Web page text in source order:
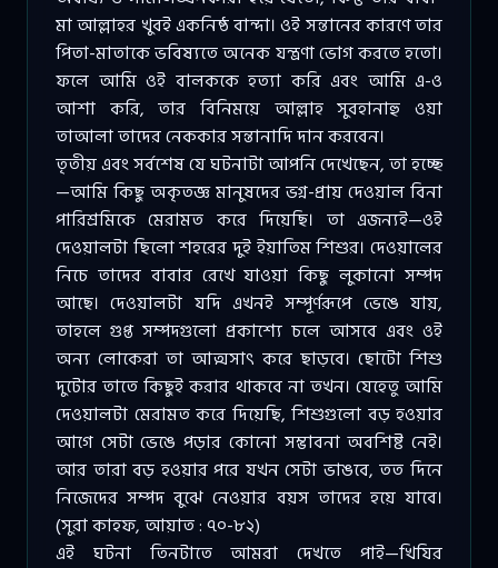
মা আল্লাহর খুবই একনিষ্ঠ বান্দা। ওই সন্তানের কারণে তার
পিতা-মাতাকে ভবিষ্যতে অনেক যন্ত্রণা ভোগ করতে হতো।
ফলে আমি ওই বালককে হত্যা করি এবং আমি এ-ও
আশা করি, তার বিনিময়ে আল্লাহ সুবহানাহু ওয়া
তাআলা তাদের নেককার সন্তানাদি দান করবেন।
তৃতীয় এবং সর্বশেষ যে ঘটনাটা আপনি দেখেছেন, তা হচ্ছে
—আমি কিছু অকৃতজ্ঞ মানুষদের ভগ্ন-প্রায় দেওয়াল বিনা
পারিশ্রমিকে মেরামত করে দিয়েছি। তা এজন্যই—ওই
দেওয়ালটা ছিলো শহরের দুই ইয়াতিম শিশুর। দেওয়ালের
নিচে তাদের বাবার রেখে যাওয়া কিছু লুকানো সম্পদ
আছে। দেওয়ালটা যদি এখনই সম্পূর্ণরূপে ভেঙে যায়,
তাহলে গুপ্ত সম্পদগুলো প্রকাশ্যে চলে আসবে এবং ওই
অন্য লোকেরা তা আত্মসাৎ করে ছাড়বে। ছোটো শিশু
দুটোর তাতে কিছুই করার থাকবে না তখন। যেহেতু আমি
দেওয়ালটা মেরামত করে দিয়েছি, শিশুগুলো বড় হওয়ার
আগে সেটা ভেঙে পড়ার কোনো সম্ভাবনা অবশিষ্ট নেই।
আর তারা বড় হওয়ার পরে যখন সেটা ভাঙবে, তত দিনে
নিজেদের সম্পদ বুঝে নেওয়ার বয়স তাদের হয়ে যাবে।
(সুরা কাহফ, আয়াত : ৭০-৮২)
এই ঘটনা তিনটাতে আমরা দেখতে পাই—খিযির